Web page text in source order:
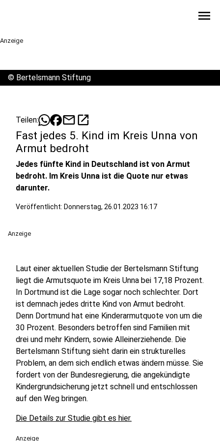
menu
Anzeige
© Bertelsmann Stiftung
Teilen: mailopen_in_new
Fast jedes 5. Kind im Kreis Unna von
Armut bedroht
Jedes fünfte Kind in Deutschland ist von Armut
bedroht. Im Kreis Unna ist die Quote nur etwas
darunter.
Veröffentlicht: Donnerstag, 26.01.2023 16:17
Anzeige
Laut einer aktuellen Studie der Bertelsmann Stiftung
liegt die Armutsquote im Kreis Unna bei 17,18 Prozent.
In Dortmund ist die Lage sogar noch schlechter. Dort
ist demnach jedes dritte Kind von Armut bedroht.
Denn Dortmund hat eine Kinderarmutquote von um die
30 Prozent. Besonders betroffen sind Familien mit
drei und mehr Kindern, sowie Alleinerziehende. Die
Bertelsmann Stiftung sieht darin ein strukturelles
Problem, an dem sich endlich etwas ändern müsse. Sie
fordert von der Bundesregierung, die angekündigte
Kindergrundsicherung jetzt schnell und entschlossen
auf den Weg bringen.
Die Details zur Studie gibt es hier.
Anzeige